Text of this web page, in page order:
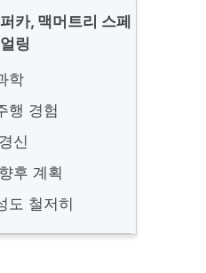
카, 맥머트리 스페
링
학
행 경험
신
후 계획
도 철저히